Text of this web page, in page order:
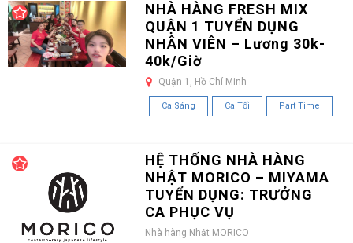
NHÀ HÀNG FRESH MIX
QUẬN 1 TUYỂN DỤNG
NHÂN VIÊN – Lương 30k-
40k/Giờ
Quận 1, Hồ Chí Minh
Ca Sáng Ca Tối Part Time
HỆ THỐNG NHÀ HÀNG
NHẬT MORICO – MIYAMA
TUYỂN DỤNG: TRƯỞNG
CA PHỤC VỤ
Nhà hàng Nhật MORICO